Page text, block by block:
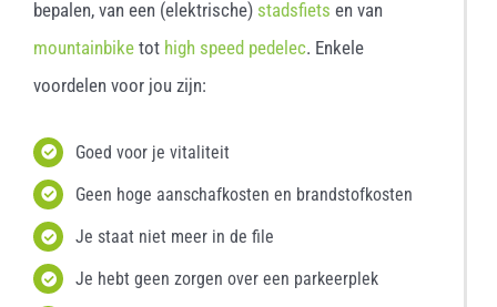
bepalen, van een (elektrische) stadsfiets en van
mountainbiketot high speed pedelec. Enkele
voordelen voor jou zijn:
Goed voor je vitaliteit
Geen hoge aanschafkosten en brandstofkosten
Je staat niet meer in de file
Je hebt geen zorgen over een parkeerplek